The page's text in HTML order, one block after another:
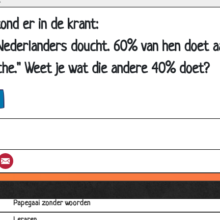
er in de krant:
doucht. 60% van hen doet
Weet je wat die andere 40% doet?
Verdrinkingsdood
=)
Vliegen
Wat is vreemd gaan
Papegaai zonder woorden